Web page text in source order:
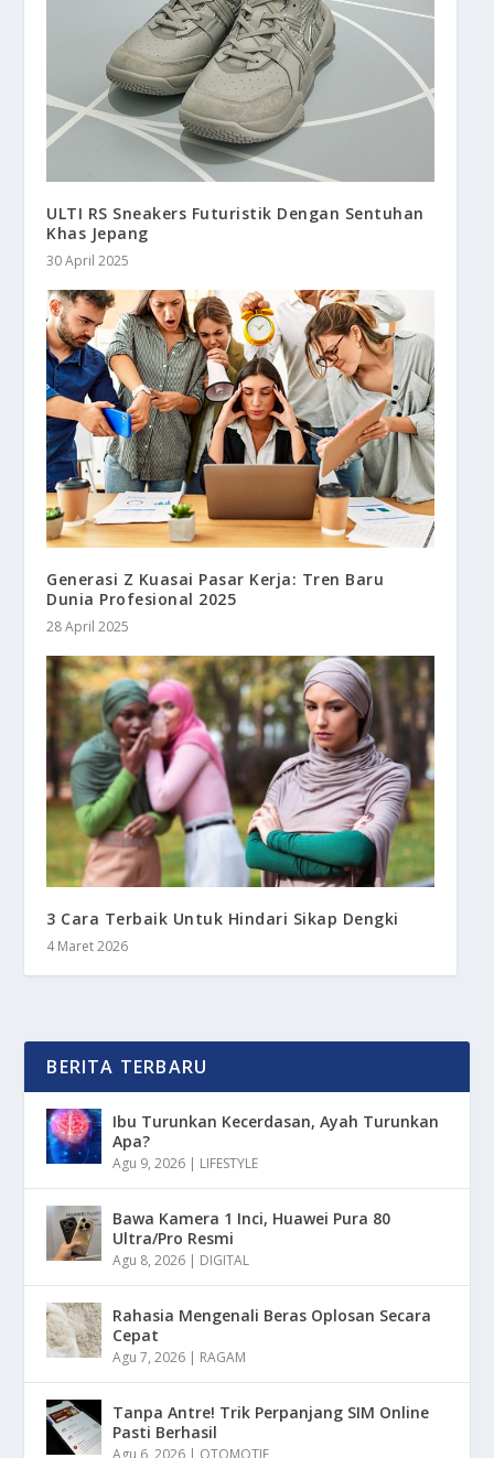
ULTI RS Sneakers Futuristik Dengan Sentuhan
Khas Jepang
30 April 2025
Generasi Z Kuasai Pasar Kerja: Tren Baru
Dunia Profesional 2025
28 April 2025
3 Cara Terbaik Untuk Hindari Sikap Dengki
4 Maret 2026
BERITA TERBARU
Ibu Turunkan Kecerdasan, Ayah Turunkan
Apa?
Agu 9, 2026 | LIFESTYLE
Bawa Kamera 1 Inci, Huawei Pura 80
Ultra/Pro Resmi
Agu 8, 2026 | DIGITAL
Rahasia Mengenali Beras Oplosan Secara
Cepat
Agu 7, 2026 | RAGAM
Tanpa Antre! Trik Perpanjang SIM Online
Pasti Berhasil